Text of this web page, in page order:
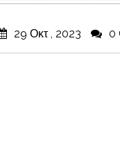
29 Οκτ , 2023 0